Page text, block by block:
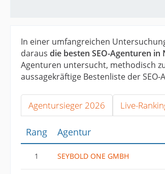
In einer umfangreichen
daraus die besten SEO-Agenturen in
Agenturen untersucht, methodisch
aussagekräftige Bestenliste der
Agentursieger 2026 Live-
Rang Agentur
1 SEYBOLD ONE GMBH